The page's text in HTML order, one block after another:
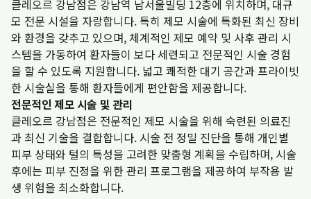
클레오르 강남점은 강남역 남서울빌딩 12층에 위치하며, 대규
모 전문 시설을 자랑합니다. 특히 제모 시술에 특화된 최신 장비
와 환경을 갖추고 있으며, 체계적인 제모 예약 및 사후 관리 시
스템을 가동하여 환자들이 보다 세련되고 전문적인 시술 경험
을 할 수 있도록 지원합니다. 넓고 쾌적한 대기 공간과 프라이빗
한 시술실을 통해 환자들에게 편안함을 제공합니다.
전문적인 제모 시술 및 관리
클레오르 강남점은 전문적인 제모 시술을 위해 숙련된 의료진
과 최신 기술을 결합합니다. 시술 전 정밀 진단을 통해 개인별
피부 상태와 털의 특성을 고려한 맞춤형 계획을 수립하며, 시술
후에는 피부 진정을 위한 관리 프로그램을 제공하여 부작용 발
생 위험을 최소화합니다.